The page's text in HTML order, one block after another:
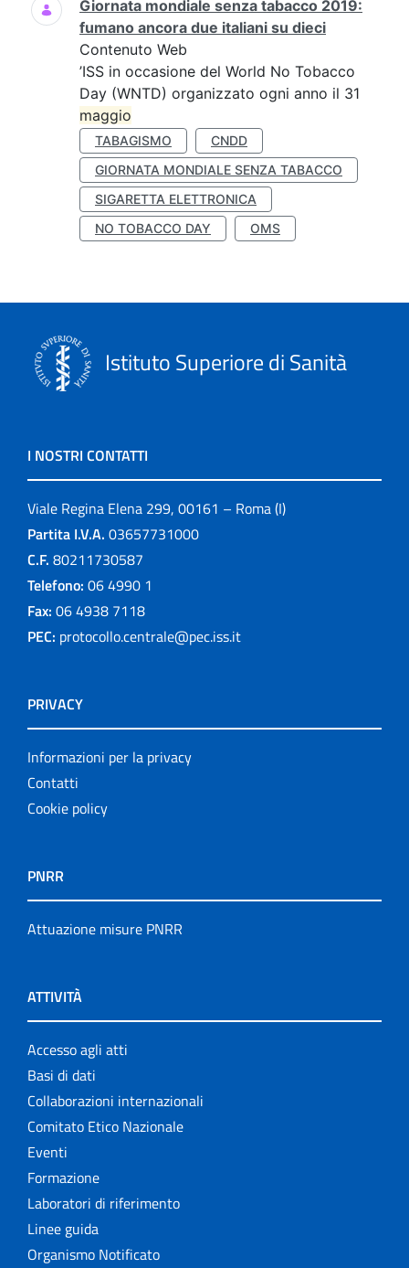
Giornata mondiale senza tabacco 2019:
fumano ancora due italiani su dieci
Contenuto Web
’ISS in occasione del World No Tobacco
Day (WNTD) organizzato ogni anno il 31
maggio
TABAGISMO
CNDD
GIORNATA MONDIALE SENZA TABACCO
SIGARETTA ELETTRONICA
NO TOBACCO DAY
OMS
Istituto Superiore di Sanità
I NOSTRI CONTATTI
Viale Regina Elena 299, 00161 – Roma (I)
Partita I.V.A. 03657731000
C.F. 80211730587
Telefono: 06 4990 1
Fax: 06 4938 7118
PEC: protocollo.centrale@pec.iss.it
PRIVACY
Informazioni per la privacy
Contatti
Cookie policy
PNRR
Attuazione misure PNRR
ATTIVITÀ
Accesso agli atti
Basi di dati
Collaborazioni internazionali
Comitato Etico Nazionale
Eventi
Formazione
Laboratori di riferimento
Linee guida
Organismo Notificato